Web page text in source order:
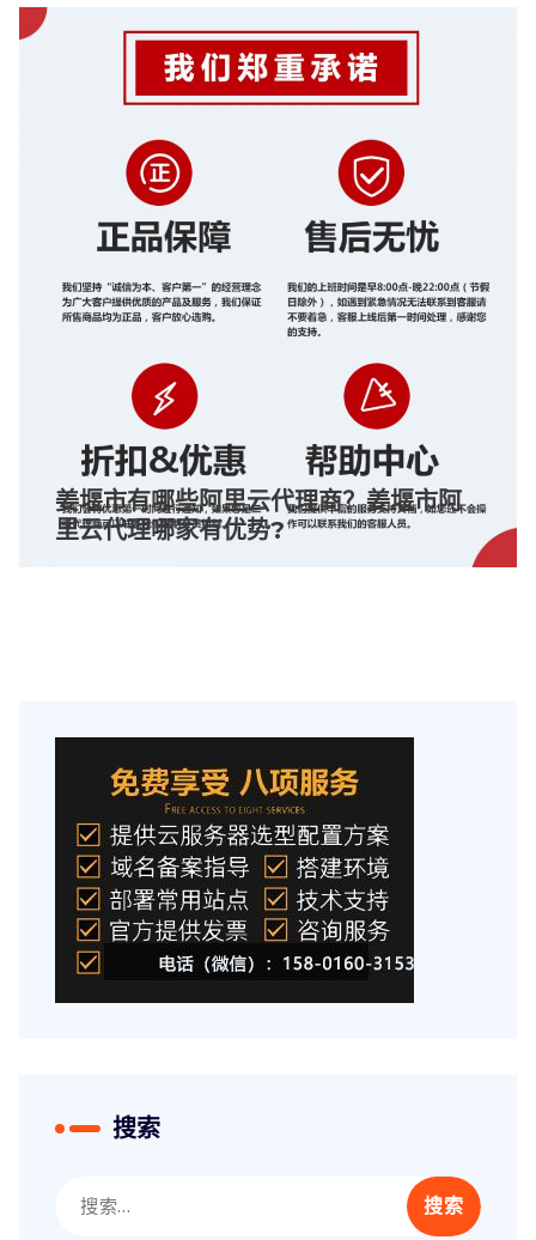
姜堰市有哪些阿里云代理商？姜堰市阿
里云代理哪家有优势?
搜索
索：